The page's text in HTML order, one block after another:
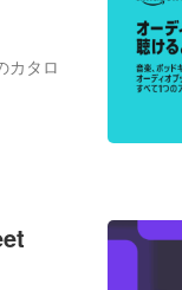
カタロ